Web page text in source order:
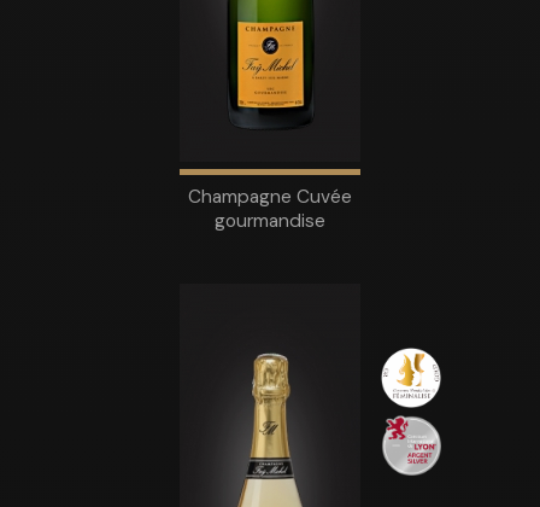
Champagne Cuvée
gourmandise